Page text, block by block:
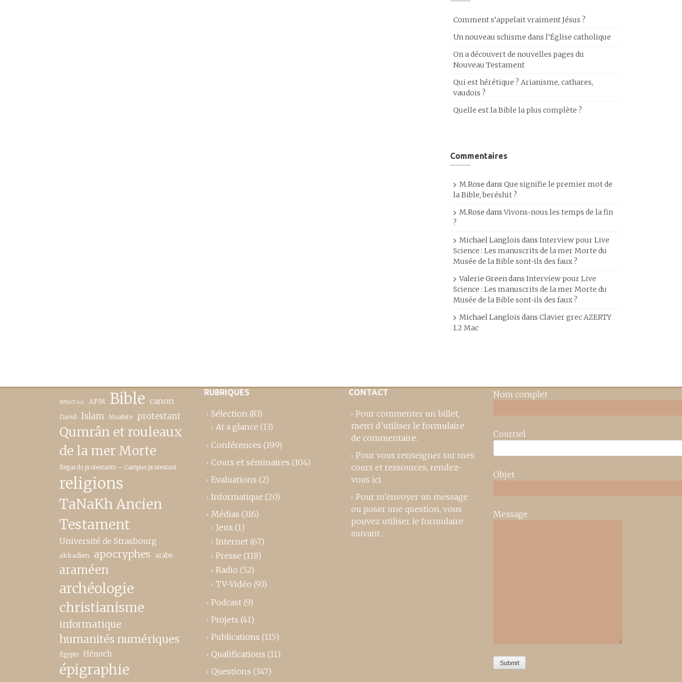
Comment s’appelait vraiment Jésus ?
Un nouveau schisme dans l’Église catholique
On a découvert de nouvelles pages du
Nouveau Testament
Qui est hérétique ? Arianisme, cathares,
vaudois ?
Quelle est la Bible la plus complète ?
Commentaires
M.Rose dans Que signifie le premier mot de
la Bible, beréshit ?
M.Rose dansVivons-nous les temps de la fin
?
Michael Langlois dans Interview pour Live
Science : Les manuscrits de la mer Morte du
Musée de la Bible sont-ils des faux ?
Valerie Greendans Interview pour Live
Science : Les manuscrits de la mer Morte du
Musée de la Bible sont-ils des faux ?
Michael Langlois dans Clavier grec AZERTY
1.2 Mac
#MeToo APM Bible canon
David Islam Moabite protestant
Qumrân et rouleaux
de la mer Morte
Regards protestants – Campus protestant
religions
TaNaKh Ancien
Testament
Université de Strasbourg
akkadien apocryphes arabe
araméen
archéologie
christianisme
informatique
humanités numériques
Égypte Hénoch
épigraphie
RUBRIQUES
Sélection (83)
At a glance (13)
Conférences (199)
Cours et séminaires (104)
Evaluations (2)
Informatique (20)
Médias (316)
Jeux (1)
Internet (67)
Presse (118)
Radio (52)
TV-Vidéo (93)
Podcast (9)
Projets (41)
Publications (115)
Qualifications (11)
Questions (347)
CONTACT
Pour commenter un billet,
merci d’utiliser le formulaire
de commentaire.
Pour vous renseigner sur mes
cours et ressources, rendez-
vous ici.
Pour m’envoyer un message
ou poser une question, vous
pouvez utiliser le formulaire
suivant :
Nom complet
Courriel
Objet
Message